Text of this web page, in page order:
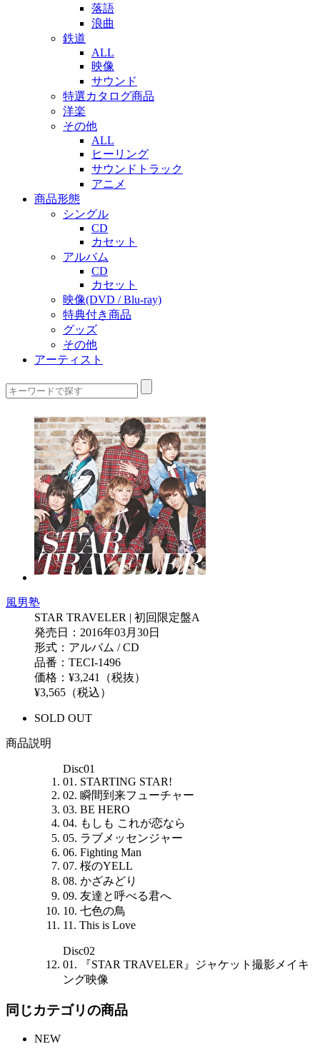
落語
浪曲
鉄道
ALL
映像
サウンド
特選カタログ商品
洋楽
その他
ALL
ヒーリング
サウンドトラック
アニメ
商品形態
シングル
CD
カセット
アルバム
CD
カセット
映像(DVD / Blu-ray)
特典付き商品
グッズ
その他
アーティスト
風男塾
STAR TRAVELER | 初回限定盤A
発売日：2016年03月30日
形式：アルバム / CD
品番：TECI-1496
価格：¥3,241（税抜）
¥3,565（税込）
SOLD OUT
商品説明
Disc01
01. STARTING STAR!
02. 瞬間到来フューチャー
03. BE HERO
04. もしも これが恋なら
05. ラブメッセンジャー
06. Fighting Man
07. 桜のYELL
08. かざみどり
09. 友達と呼べる君へ
10. 七色の鳥
11. This is Love
Disc02
01. 『STAR TRAVELER』ジャケット撮影メイキ
ング映像
同じカテゴリの商品
NEW